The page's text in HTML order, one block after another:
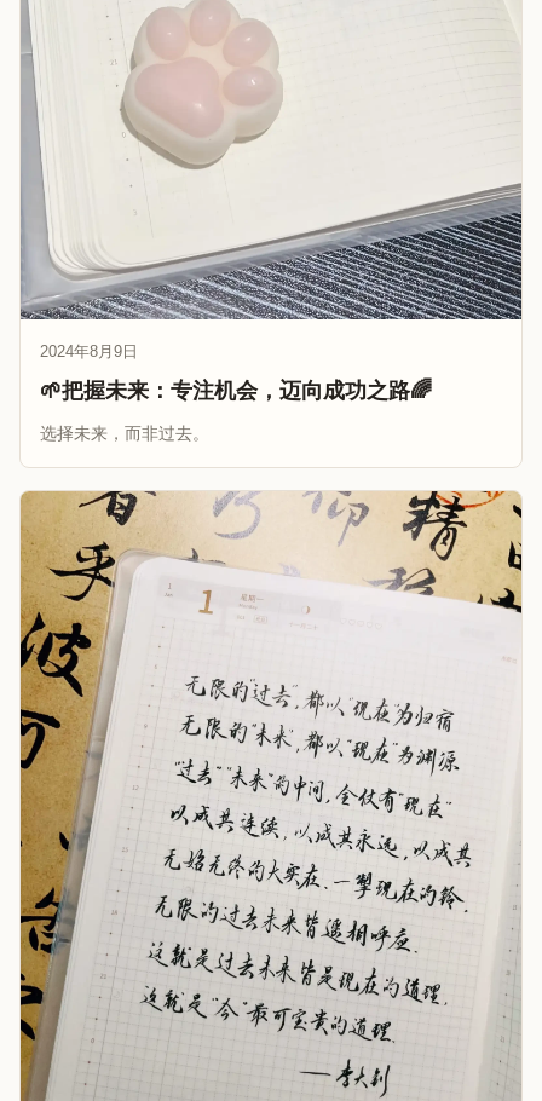
2024年8月9日
🌱把握未来：专注机会，迈向成功之路🌈
选择未来，而非过去。